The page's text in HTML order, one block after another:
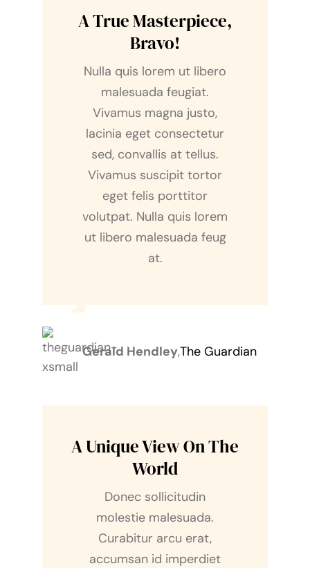
A True Masterpiece,
Bravo!
Nulla quis lorem ut libero
malesuada feugiat.
Vivamus magna justo,
lacinia eget consectetur
sed, convallis at tellus.
Vivamus suscipit tortor
eget felis porttitor
volutpat. Nulla quis lorem
ut libero malesuada feug
at.
Gerald Hendley,The Guardian
A Unique View On The
World
Donec sollicitudin
molestie malesuada.
Curabitur arcu erat,
accumsan id imperdiet